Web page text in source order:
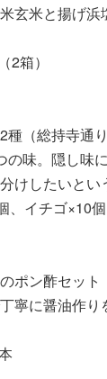
玄米と揚げ
2箱）
種（総持寺通
の味。隠し味
けしたいとい
、イチゴ×10個
ポン酢セット
寧に醤油作